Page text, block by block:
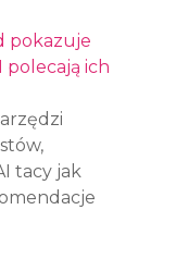
pokazuje
polecają ich
tacy jak